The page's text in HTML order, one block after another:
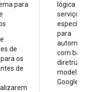
para
de
os
de
lógica e
serviços
para
com
modelos
Google